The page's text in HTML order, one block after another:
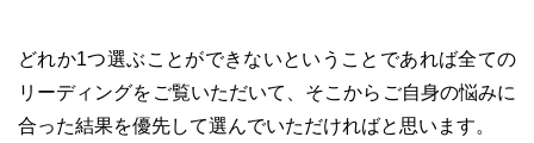
どれか1つ選ぶことができないということであれば全ての
リーディングをご覧いただいて、そこからご自身の悩みに
合った結果を優先して選んでいただければと思います。